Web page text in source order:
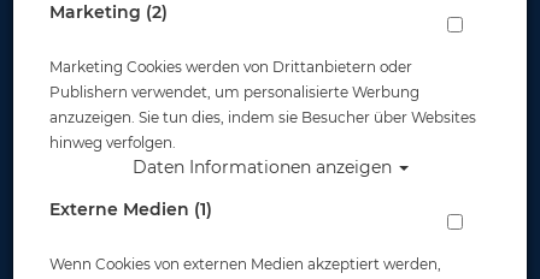
Marketing (2)
Marketing Cookies werden von Drittanbietern oder
Publishern verwendet, um personalisierte Werbung
anzuzeigen. Sie tun dies, indem sie Besucher über Websites
hinweg verfolgen.
Daten Informationen anzeigen
Externe Medien (1)
Wenn Cookies von externen Medien akzeptiert werden,